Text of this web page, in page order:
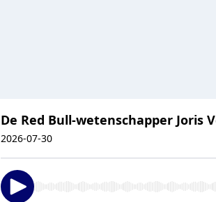
De Red Bull-wetenschapper
2026-07-30